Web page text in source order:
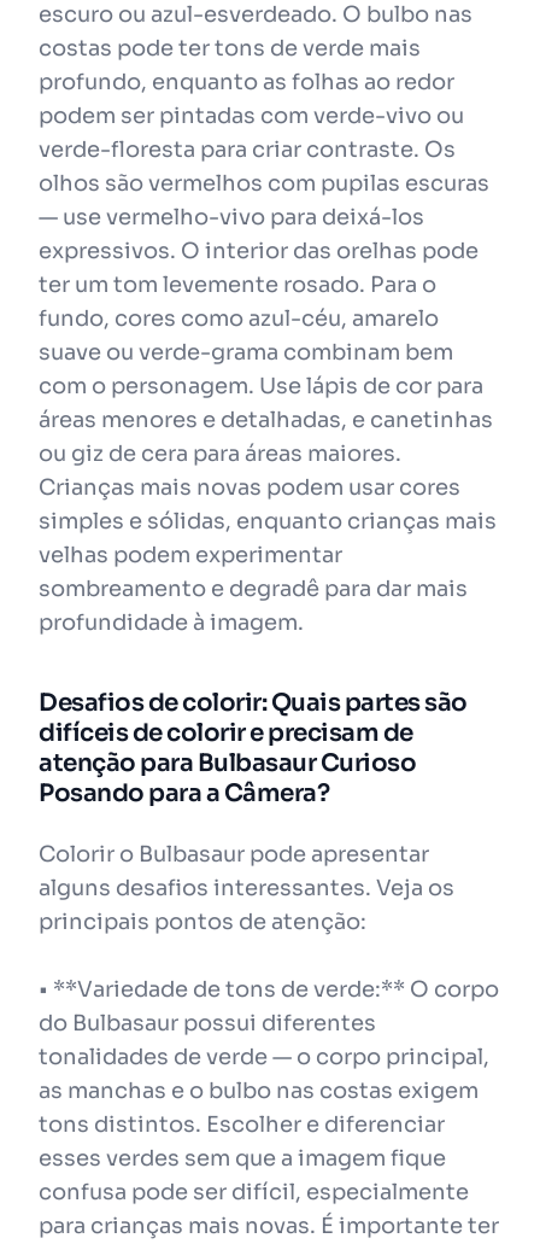
escuro ou azul-esverdeado. O bulbo nas
costas pode ter tons de verde mais
profundo, enquanto as folhas ao redor
podem ser pintadas com verde-vivo ou
verde-floresta para criar contraste. Os
olhos são vermelhos com pupilas escuras
— use vermelho-vivo para deixá-los
expressivos. O interior das orelhas pode
ter um tom levemente rosado. Para o
fundo, cores como azul-céu, amarelo
suave ou verde-grama combinam bem
com o personagem. Use lápis de cor para
áreas menores e detalhadas, e canetinhas
ou giz de cera para áreas maiores.
Crianças mais novas podem usar cores
simples e sólidas, enquanto crianças mais
velhas podem experimentar
sombreamento e degradê para dar mais
profundidade à imagem.
Desafios de colorir: Quais partes são
difíceis de colorir e precisam de
atenção para Bulbasaur Curioso
Posando para a Câmera?
Colorir o Bulbasaur pode apresentar
alguns desafios interessantes. Veja os
principais pontos de atenção:
• **Variedade de tons de verde:** O corpo
do Bulbasaur possui diferentes
tonalidades de verde — o corpo principal,
as manchas e o bulbo nas costas exigem
tons distintos. Escolher e diferenciar
esses verdes sem que a imagem fique
confusa pode ser difícil, especialmente
para crianças mais novas. É importante ter